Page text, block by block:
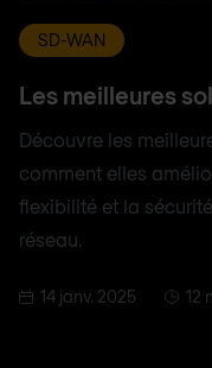
SD-WAN
Les meilleures
Découvre les
comment elles
flexibilité et la
réseau.
14 janv. 2025 12